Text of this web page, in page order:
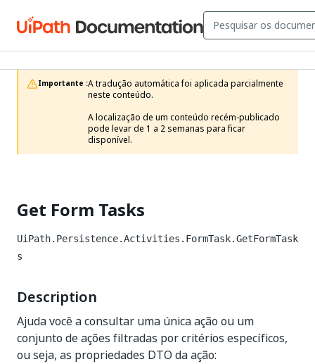
Importante :A tradução automática foi aplicada parcialmente
neste conteúdo.
A localização de um conteúdo recém-publicado
pode levar de 1 a 2 semanas para ficar
disponível.
Get Form Tasks
UiPath.Persistence.Activities.FormTask.GetFormTask
s
Description
Ajuda você a consultar uma única ação ou um
conjunto de ações filtradas por critérios específicos,
ou seja, as propriedades DTO da ação: